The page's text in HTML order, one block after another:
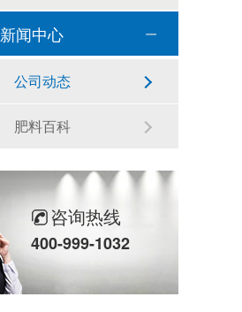
新闻中心
公司动态
肥料百科
咨询热线
400-999-1032